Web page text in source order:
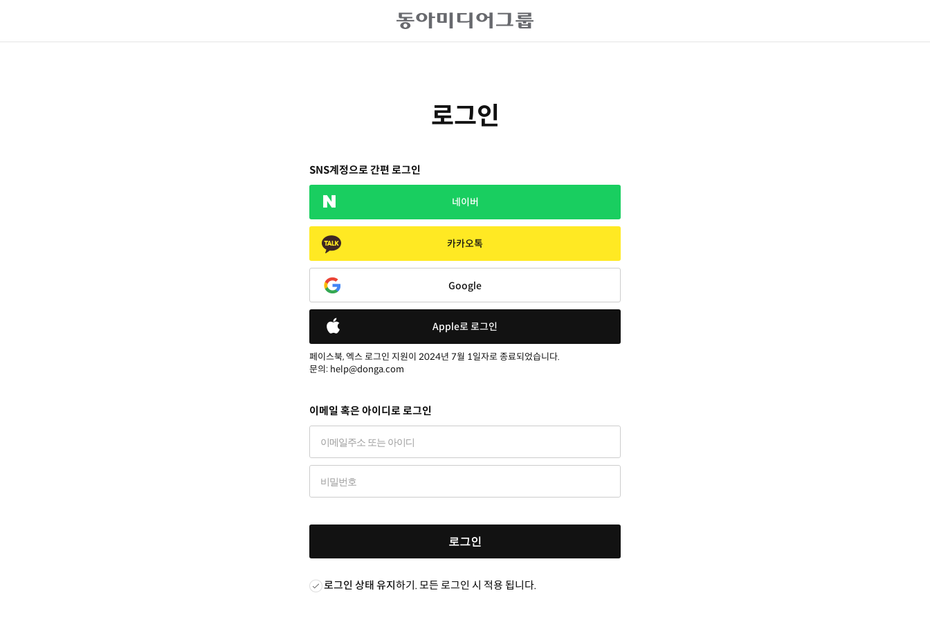
로그인
SNS계정으로 간편 로그인
네이버
카카오톡
Google
Apple로 로그인
페이스북, 엑스 로그인 지원이 2024년 7월 1일자로 종료되었습니다.
문의: help@donga.com
이메일 혹은 아이디로 로그인
로그인
로그인 상태 유지하기. 모든 로그인 시 적용 됩니다.